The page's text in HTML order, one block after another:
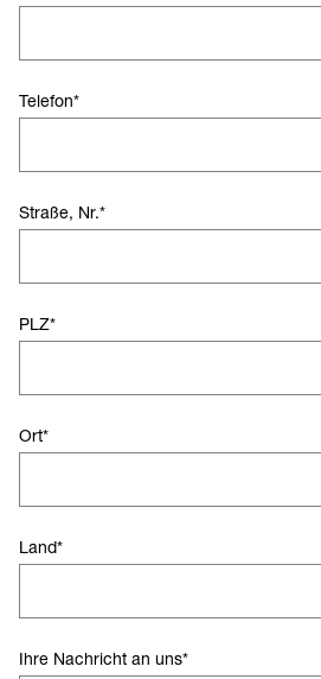
Telefon*
Straße, Nr.*
PLZ*
Ort*
Land*
Ihre Nachricht an uns*